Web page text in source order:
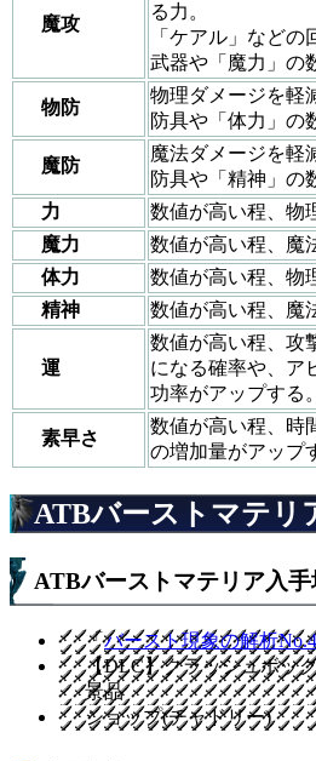
魔攻
る力。
「ケアル」などの
武器や「魔力」の
物防
物理ダメージを軽
防具や「体力」の
魔防
魔法ダメージを軽
防具や「精神」の
力
数値が高い程、物
魔力
数値が高い程、魔
体力
数値が高い程、物
精神
数値が高い程、魔
運
数値が高い程、攻
になる確率や、ア
功率がアップする。
素早さ
数値が高い程、時
の増加量がアップ
ATBバーストマテリ
ATBバーストマテリア入
「バースト現象の解析No.4
【DLC】クラッシュボッ
景品
ショップ(チャドリー)